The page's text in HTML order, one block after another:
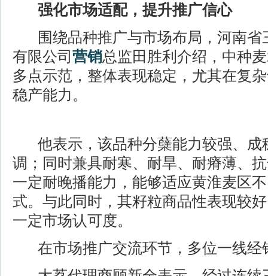
强化市场适配，提升推广信心
围绕品种推广与市场布局，河南省
有限公司营销总监田胜利介绍，中种
多点示范，整体表现稳定，尤其在复
稳产能力。
他表示，该品种分蘖能力较强、成
调；同时兼具耐寒、耐旱、耐瘠薄、
一定耐晚播能力，能够适应黄淮麦区
式。与此同时，其籽粒商品性表现较
一定市场认可度。
在市场推广交流环节，多位一线经